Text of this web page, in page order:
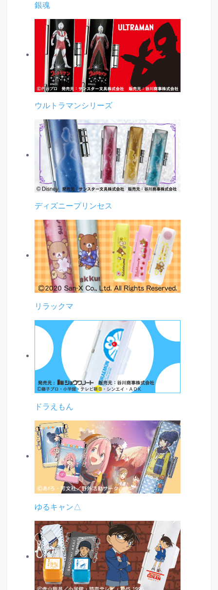
銀魂
ウルトラマンシリーズ
ディズニープリンセス
リラックマ
ドラえもん
ゆるキャン△